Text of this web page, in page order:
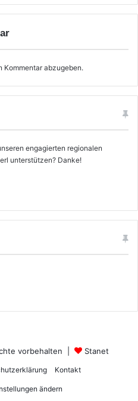
Kommentar abzugeben.
engagierten regionalen
unterstützen? Danke!
vorbehalten | Stanet
Kontakt
ändern